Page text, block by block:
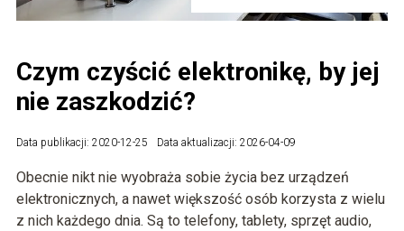
Czym czyścić elektronikę, by jej
nie zaszkodzić?
Data publikacji: 2020-12-25 Data aktualizacji: 2026-04-09
Obecnie nikt nie wyobraża sobie życia bez urządzeń
elektronicznych, a nawet większość osób korzysta z wielu
z nich każdego dnia. Są to telefony, tablety, sprzęt audio,